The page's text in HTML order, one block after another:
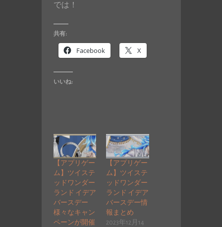
では！
共有:
Facebook X
いいね:
【アプリゲー
ム】ツイステ
ッドワンダー
ランド イデア
バースデー
様々なキャン
ペーンが開催
【アプリゲー
ム】ツイステ
ッドワンダー
ランド イデア
バースデー情
報まとめ
2023年12月14